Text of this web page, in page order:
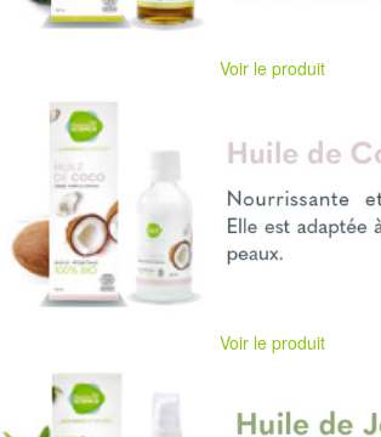
Voir le produit
Voir le produit